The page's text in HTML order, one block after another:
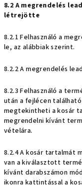
8.2 A megrendelés
létrejötte
8.2.1 Felhasználó a
le, az alábbiak szerint.
8.2.2 A megrendelés
8.2.3 Felhasználó a
után a fejlécen
megtekintheti a kosár
megrendelni kívánt
vételára.
8.2.4 A kosár tartalmát
van a kiválasztott
kívánt darabszámon
ikonra kattintással a